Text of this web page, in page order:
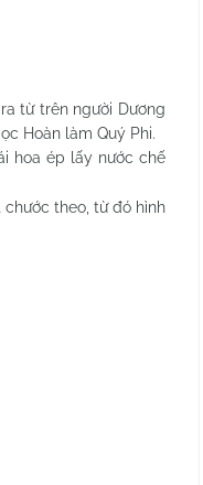
từ trên người Dương
Hoàn làm Quý Phi.
hoa ép lấy nước chế
theo, từ đó hình